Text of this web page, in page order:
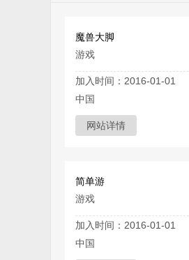
魔兽大脚
游戏
加入时间：2016-01-01
中国
网站详情
简单游
游戏
加入时间：2016-01-01
中国